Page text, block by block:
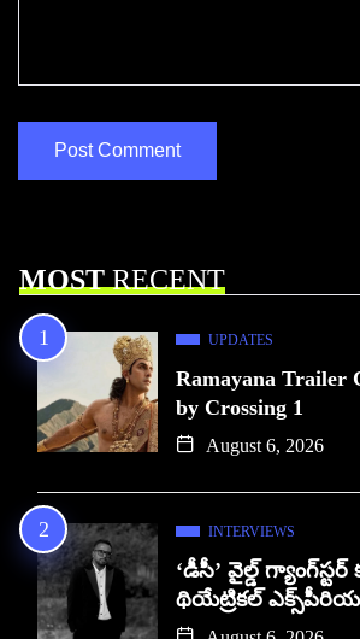
MOSTRECENT
UPDATES
Ramayana Trailer
by Crossing 1
August 6, 2026
INTERVIEWS
‘డీసీ’ వైల్డ్
థియేట్రికల్